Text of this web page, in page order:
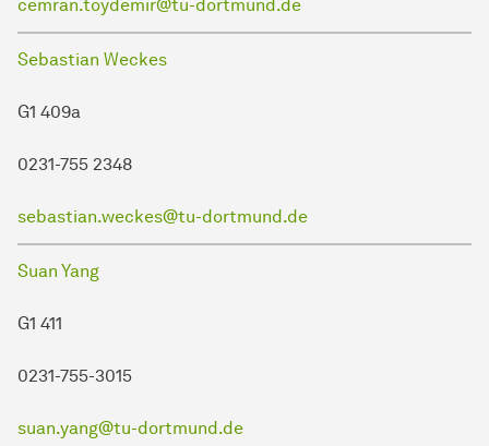
cemran.toydemir@tu-dortmund.de
Sebastian Weckes
G1 409a
0231-755 2348
sebastian.weckes@tu-dortmund.de
Suan Yang
G1 411
0231-755-3015
suan.yang@tu-dortmund.de